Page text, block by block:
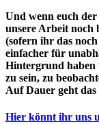
Und wenn euch
unsere Arbeit noch
(sofern ihr das
einfacher für
Hintergrund haben
zu sein, zu
Auf Dauer geht
Hier könnt ihr uns